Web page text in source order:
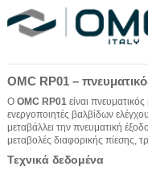
OMC RP01 –
Ο OMC RP01 είναι
ενεργοποιητές βαλβίδων
μεταβάλλει την πνευματική
μεταβολές διαφορικής πίεσης,
Τεχνικά δεδομένα